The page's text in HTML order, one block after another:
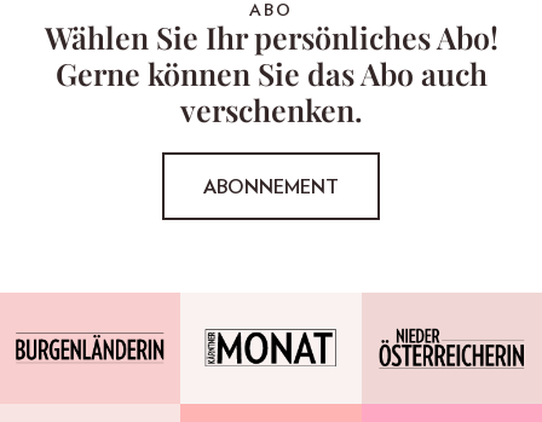
ABO
Wählen Sie Ihr persönliches Abo!
Gerne können Sie das Abo auch
verschenken.
ABONNEMENT